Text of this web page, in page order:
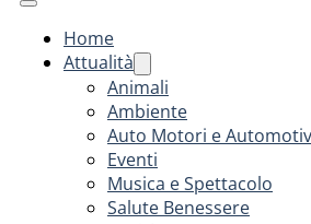
Home
Attualità
Animali
Ambiente
Auto Motori e
Eventi
Musica e Spettacolo
Salute Benessere